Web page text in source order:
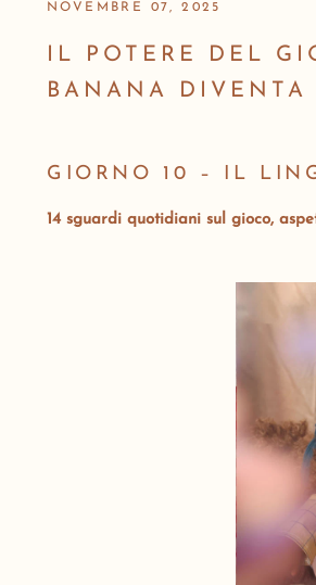
NOVEMBRE 07, 2025
IL POTERE DEL
BANANA DIVENTA
GIORNO 10 – IL
14 sguardi quotidiani sul gioco,